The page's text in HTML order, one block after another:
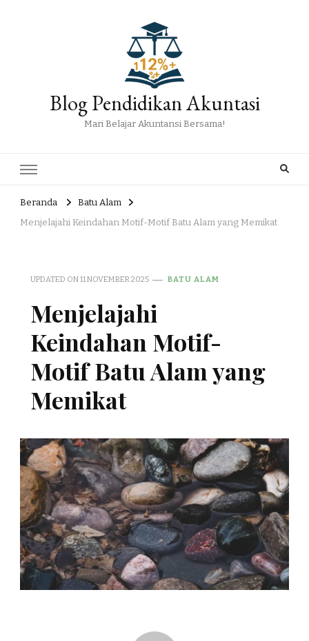
Blog Pendidikan Akuntasi
Mari Belajar Akuntansi Bersama!
Beranda
Batu Alam
Menjelajahi Keindahan Motif-Motif Batu Alam yang Memikat
UPDATED ON11 NOVEMBER 2025 BATU ALAM
Menjelajahi
Keindahan Motif-
Motif Batu Alam yang
Memikat